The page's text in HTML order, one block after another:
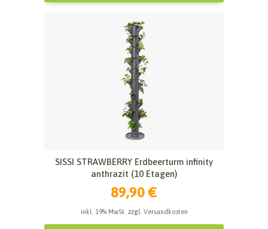
SISSI STRAWBERRY Erdbeerturm infinity
anthrazit (10 Etagen)
89,90 €
inkl. 19% MwSt. zzgl. Versandkosten